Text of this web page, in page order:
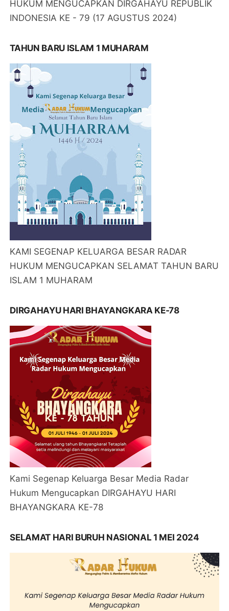
HUKUM MENGUCAPKAN DIRGAHAYU REPUBLIK
INDONESIA KE - 79 (17 AGUSTUS 2024)
TAHUN BARU ISLAM 1 MUHARAM
KAMI SEGENAP KELUARGA BESAR RADAR
HUKUM MENGUCAPKAN SELAMAT TAHUN BARU
ISLAM 1 MUHARAM
DIRGAHAYU HARI BHAYANGKARA KE-78
Kami Segenap Keluarga Besar Media Radar
Hukum Mengucapkan DIRGAHAYU HARI
BHAYANGKARA KE-78
SELAMAT HARI BURUH NASIONAL 1 MEI 2024